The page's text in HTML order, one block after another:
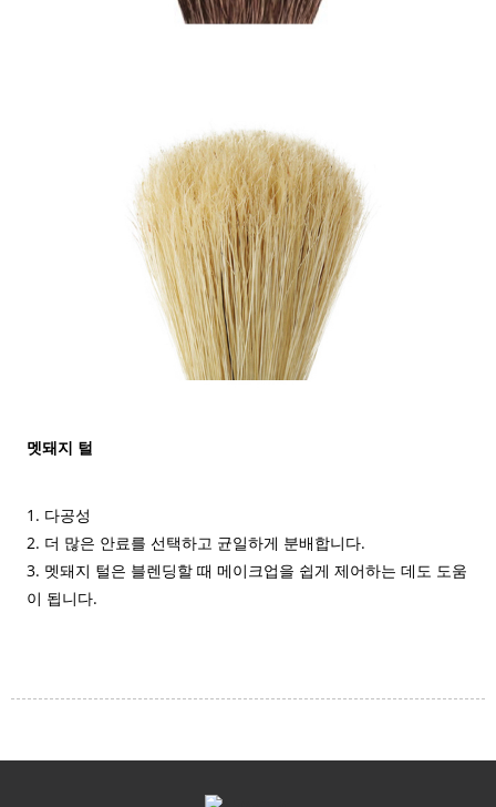
멧돼지 털
1. 다공성
2. 더 많은 안료를 선택하고 균일하게 분배합니다.
3. 멧돼지 털은 블렌딩할 때 메이크업을 쉽게 제어하는 ​​데도 도움
이 됩니다.